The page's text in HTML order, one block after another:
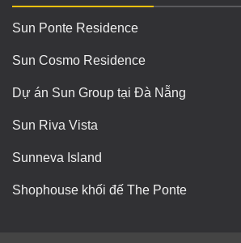
Sun Ponte Residence
Sun Cosmo Residence
Dự án Sun Group tại Đà Nẵng
Sun Riva Vista
Sunneva Island
Shophouse khối đế The Ponte